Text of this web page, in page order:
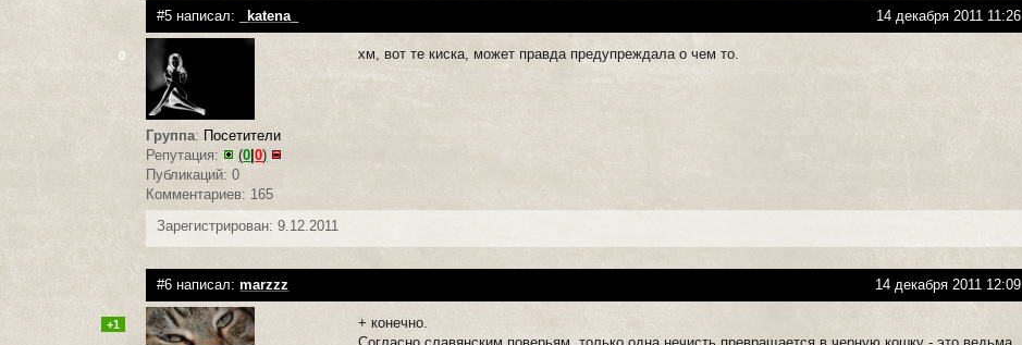
#5 написал: _katena_ 14 декабря 2011 11:26
0
Группа: Посетители
Репутация:
(0 |0)
Публикаций: 0
Комментариев: 165
хм, вот те киска, может правда предупреждала о чем то.
Зарегистрирован: 9.12.2011
#6 написал:marzzz 14 декабря 2011 12:09
+1
+ конечно.